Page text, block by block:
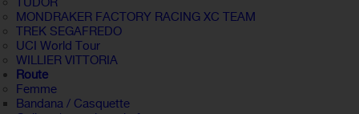
MONDRAKER FACTORY RACING XC TEAM
TREK SEGAFREDO
UCI World Tour
WILLIER VITTORIA
Route
Femme
Bandana / Casquette